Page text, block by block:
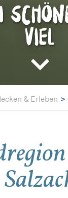
viel
& Erleben